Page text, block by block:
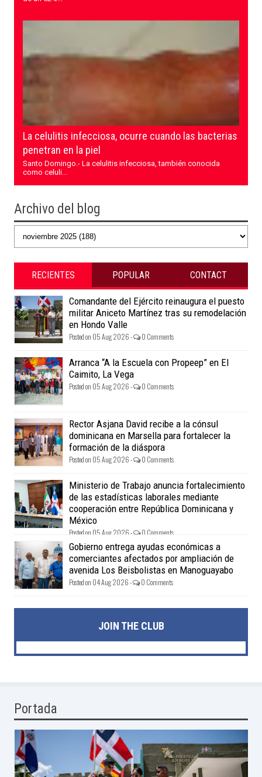
La celulitis infecciosa, ocurre cuando las bacterias
penetran en la piel
Santo Domingo.- La celulitis infecciosa, también conocida
como celuli...
Archivo del blog
RECIENTES POPULAR CONTACT
Comandante del Ejército reinaugura el puesto
militar Aniceto Martínez tras su remodelación
en Hondo Valle
Posted on 05 Aug 2026 - 0 Comments
Arranca “A la Escuela con Propeep” en El
Caimito, La Vega
Posted on 05 Aug 2026 - 0 Comments
Rector Asjana David recibe a la cónsul
dominicana en Marsella para fortalecer la
formación de la diáspora
Posted on 05 Aug 2026 - 0 Comments
Ministerio de Trabajo anuncia fortalecimiento
de las estadísticas laborales mediante
cooperación entre República Dominicana y
México
Posted on 05 Aug 2026 - 0 Comments
Gobierno entrega ayudas económicas a
comerciantes afectados por ampliación de
avenida Los Beisbolistas en Manoguayabo
Posted on 04 Aug 2026 - 0 Comments
JOIN THE CLUB
Portada